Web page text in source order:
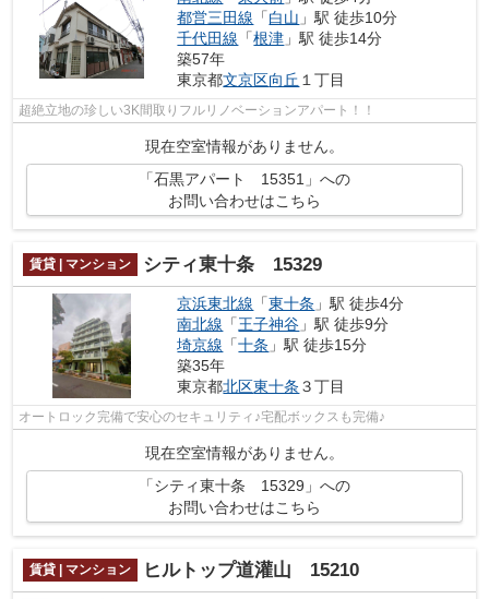
都営三田線 「白山 」駅 徒歩10分
千代田線 「根津 」駅 徒歩14分
築57年
東京都文京区向丘 １丁目
超絶立地の珍しい3K間取りフルリノベーションアパート！！
現在空室情報がありません。
「石黒アパート 15351」への
お問い合わせはこちら
賃貸 | マンション シティ東十条 15329
京浜東北線 「東十条 」駅 徒歩4分
南北線 「王子神谷 」駅 徒歩9分
埼京線 「十条 」駅 徒歩15分
築35年
東京都北区東十条 ３丁目
オートロック完備で安心のセキュリティ♪宅配ボックスも完備♪
現在空室情報がありません。
「シティ東十条 15329」への
お問い合わせはこちら
賃貸 | マンション ヒルトップ道灌山 15210